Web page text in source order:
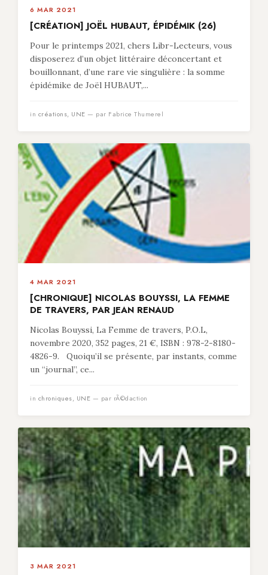
6 MAR 2021
[CRÉATION] JOËL HUBAUT, ÉPIDÉMIK (26)
Pour le printemps 2021, chers Libr-Lecteurs, vous
disposerez d’un objet littéraire déconcertant et
bouillonnant, d’une rare vie singulière : la somme
épidémike de Joël HUBAUT,...
in créations, UNE — par Fabrice Thumerel
4 MAR 2021
[CHRONIQUE] NICOLAS BOUYSSI, LA FEMME
DE TRAVERS, PAR JEAN RENAUD
Nicolas Bouyssi, La Femme de travers, P.O.L,
novembre 2020, 352 pages, 21 €, ISBN : 978-2-8180-
4826-9. Quoiqu’il se présente, par instants, comme
un “journal”, ce...
in chroniques, UNE — par rÃ©daction
3 MAR 2021